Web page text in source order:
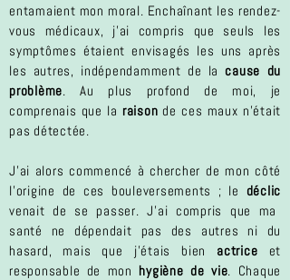
entamaient mon moral. Enchaînant les rendez-
vous médicaux, j'ai compris que seuls les
symptômes étaient envisagés les uns après
les autres, indépendamment de la cause du
problème. Au plus profond de moi, je
comprenais que la raison de ces maux n'était
pas détectée.
J'ai alors commencé à chercher de mon côté
l'origine de ces bouleversements ; le déclic
venait de se passer. J'ai compris que ma
santé ne dépendait pas des autres ni du
hasard, mais que j'étais bien actrice et
responsable de mon hygiène de vie. Chaque